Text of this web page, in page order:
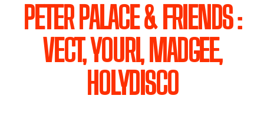
PETER PALACE & FRIENDS :
VECT, YOURI, MADGEE,
HOLYDISCO